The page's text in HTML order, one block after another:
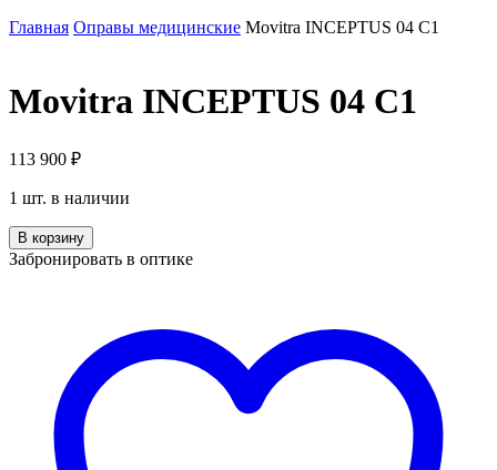
Главная Оправы медицинские Movitra INCEPTUS 04 C1
Movitra INCEPTUS 04 C1
113 900 ₽
1 шт. в наличии
Количество
Movitra
INCEPTUS
В корзину
Забронировать в оптике